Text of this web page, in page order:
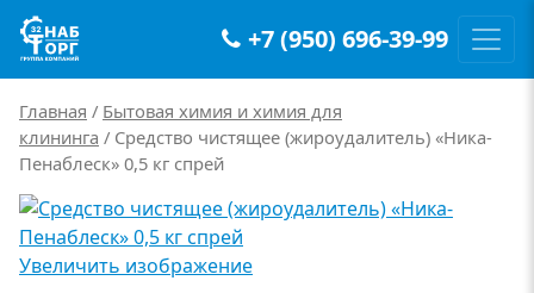
Main Navigation +7 (950) 696-39-99
Главная / Бытовая химия и химия для
клининга / Средство чистящее (жироудалитель) «Ника-
Пенаблеск» 0,5 кг спрей
Увеличить изображение